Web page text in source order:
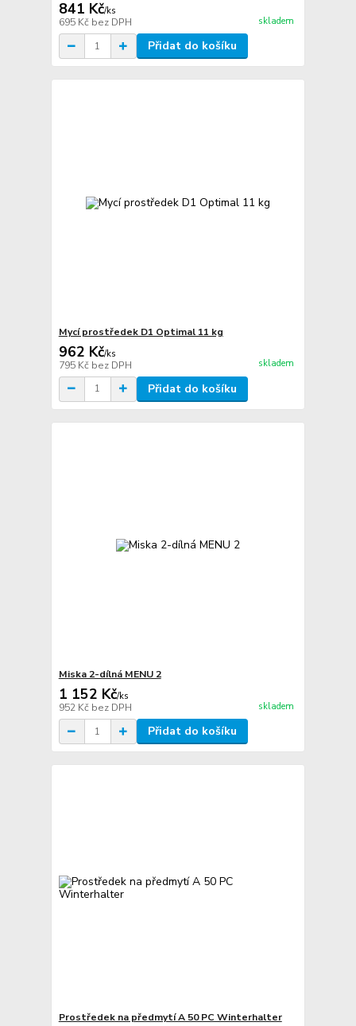
841 Kč/ks
695 Kč bez DPH skladem
Přidat do košíku
Mycí prostředek D1 Optimal 11 kg
962 Kč/ks
795 Kč bez DPH skladem
Přidat do košíku
Miska 2-dílná MENU 2
1 152 Kč/ks
952 Kč bez DPH skladem
Přidat do košíku
Prostředek na předmytí A 50 PC Winterhalter